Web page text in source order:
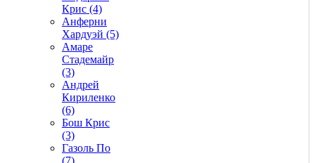
Крис (4)
Анферни
Xардуэй (5)
Амаре
Стадемайр
(3)
Андрей
Кириленко
(6)
Бош Крис
(3)
Газоль По
(7)